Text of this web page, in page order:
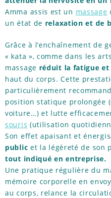
Amma assis est un massage
un état de relaxation et de
Grâce à l’enchaînement de
« kata », comme dans les
massage réduit la fatigue et
haut du corps. Cette
particulièrement
position statique prolongée
voiture…) et lutte
souris (utilisation
Son effet apaisant et
public et la légèreté de son
tout indiqué en entreprise.
Une pratique régulière du
mémoire corporelle en
au corps, relance la